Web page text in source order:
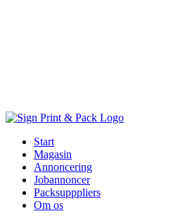
Start
Magasin
Annoncering
Jobannoncer
Packsupppliers
Om os